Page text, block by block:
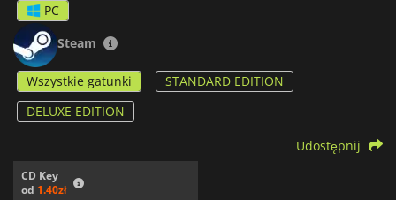
PC
Steam
Wszystkie gatunki
STANDARD EDITION
DELUXE EDITION
CD Key
od 1.40zł
Udostępnij